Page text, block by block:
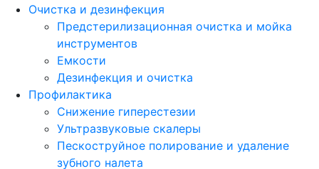
Очистка и дезинфекция
Предстерилизационная очистка и мойка
инструментов
Емкости
Дезинфекция и очистка
Профилактика
Снижение гиперестезии
Ультразвуковые скалеры
Пескоструйное полирование и удаление
зубного налета